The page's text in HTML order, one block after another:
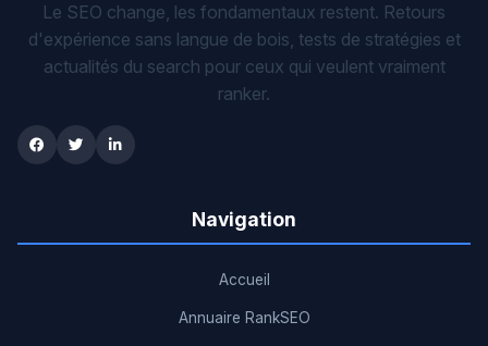
Le SEO change, les fondamentaux restent. Retours
d'expérience sans langue de bois, tests de stratégies et
actualités du search pour ceux qui veulent vraiment
ranker.
Navigation
Accueil
Annuaire RankSEO